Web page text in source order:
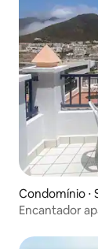
Condomínio ⋅
Encantador